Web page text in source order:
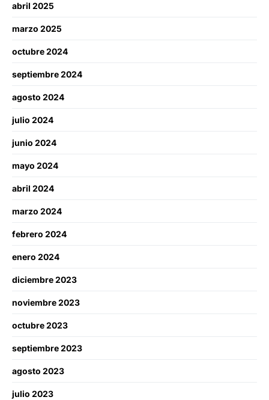
abril 2025
marzo 2025
octubre 2024
septiembre 2024
agosto 2024
julio 2024
junio 2024
mayo 2024
abril 2024
marzo 2024
febrero 2024
enero 2024
diciembre 2023
noviembre 2023
octubre 2023
septiembre 2023
agosto 2023
julio 2023